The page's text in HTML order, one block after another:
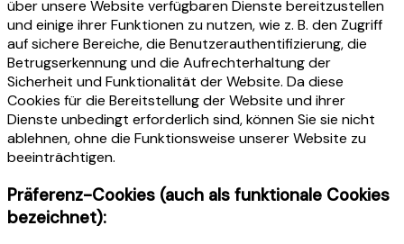
über unsere Website verfügbaren Dienste bereitzustellen
und einige ihrer Funktionen zu nutzen, wie z. B. den Zugriff
auf sichere Bereiche, die Benutzerauthentifizierung, die
Betrugserkennung und die Aufrechterhaltung der
Sicherheit und Funktionalität der Website. Da diese
Cookies für die Bereitstellung der Website und ihrer
Dienste unbedingt erforderlich sind, können Sie sie nicht
ablehnen, ohne die Funktionsweise unserer Website zu
beeinträchtigen.
Präferenz-Cookies (auch als funktionale Cookies
bezeichnet):